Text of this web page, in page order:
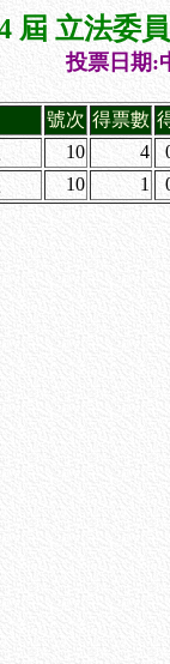
屆 立法委
投票日期:
號次 得票數
10 4
10 1